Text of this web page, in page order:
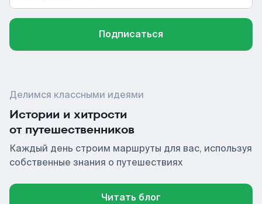
Подписаться
Делимся классными идеями
Истории и хитрости
от путешественников
Каждый день строим маршруты для вас, используя
собственные знания о путешествиях
Читать блог